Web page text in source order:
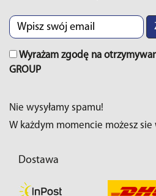
Wyrażam zgodę na
GROUP
Nie wysyłamy spamu!
W każdym momencie możesz sie
Dostawa